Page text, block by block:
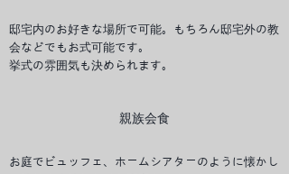
邸宅内のお好きな場所で可能。もちろん邸宅外の教
会などでもお式可能です。
挙式の雰囲気も決められます。
親族会食
お庭でビュッフェ、ホームシアターのように懐かし